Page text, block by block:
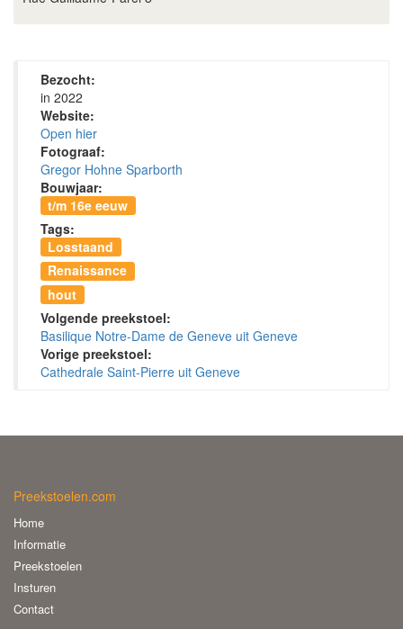
Bezocht:
in 2022
Website:
Open hier
Fotograaf:
Gregor Hohne Sparborth
Bouwjaar:
t/m 16e eeuw
Tags:
Losstaand
Renaissance
hout
Volgende preekstoel:
Basilique Notre-Dame de Geneve uit Geneve
Vorige preekstoel:
Cathedrale Saint-Pierre uit Geneve
Preekstoelen.com
Home
Informatie
Preekstoelen
Insturen
Contact